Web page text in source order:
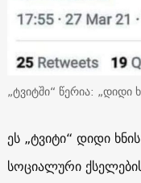
„ტვიტში“ წერია: „დიდი
ეს „ტვიტი“ დიდი
სოციალური